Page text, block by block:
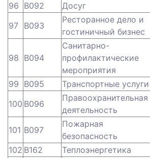
96 B092 Досуг
97 B093
Ресторанное дело и
гостиничный бизнес
98 B094
Санитарно-
профилактические
мероприятия
99 B095 Транспортные услуги
100 B096
Правоохранительная
деятельность
101 B097
Пожарная
безопасность
102 B162 Теплоэнергетика